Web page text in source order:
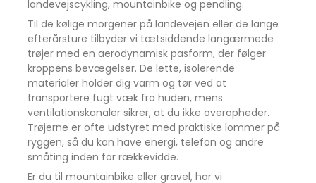
den velegnet til både morgen- og aftenture, hvor
synlighed er afgørende.
Reflekterende detaljer for øget sikkerhed
Forbedrer synligheden i trafik og ved kørsel i lav
belysning.
Velegnet til helårsbrug
Ideel som yderlag over en jersey eller mellemlag,
afhængigt af temperaturen.
Nem vedligeholdelse
Kan maskinvaskes ved 30 grader og er klar til brug
landevejscykling, mountainbike og pendling.
Til de kølige morgener på landevejen eller de lange
efterårsture tilbyder vi tætsiddende langærmede
trøjer med en aerodynamisk pasform, der følger
kroppens bevægelser. De lette, isolerende
materialer holder dig varm og tør ved at
transportere fugt væk fra huden, mens
ventilationskanaler sikrer, at du ikke overopheder.
Trøjerne er ofte udstyret med praktiske lommer på
ryggen, så du kan have energi, telefon og andre
småting inden for rækkevidde.
Er du til mountainbike eller gravel, har vi